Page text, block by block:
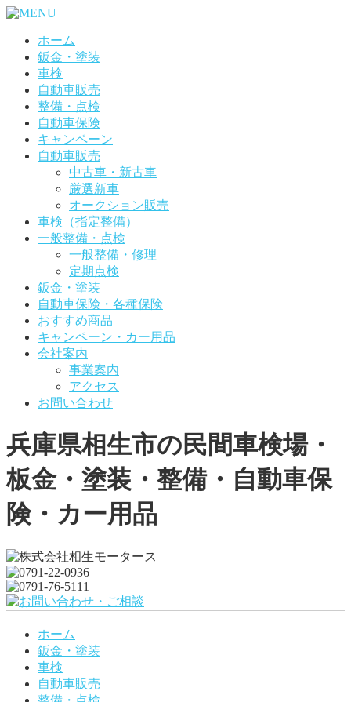
ホーム
鈑金・塗装
車検
自動車販売
整備・点検
自動車保険
キャンペーン
自動車販売
中古車・新古車
厳選新車
オークション販売
車検（指定整備）
一般整備・点検
一般整備・修理
定期点検
鈑金・塗装
自動車保険・各種保険
おすすめ商品
キャンペーン・カー用品
会社案内
事業案内
アクセス
お問い合わせ
兵庫県相生市の民間車検場・
板金・塗装・整備・自動車保
険・カー用品
ホーム
鈑金・塗装
車検
自動車販売